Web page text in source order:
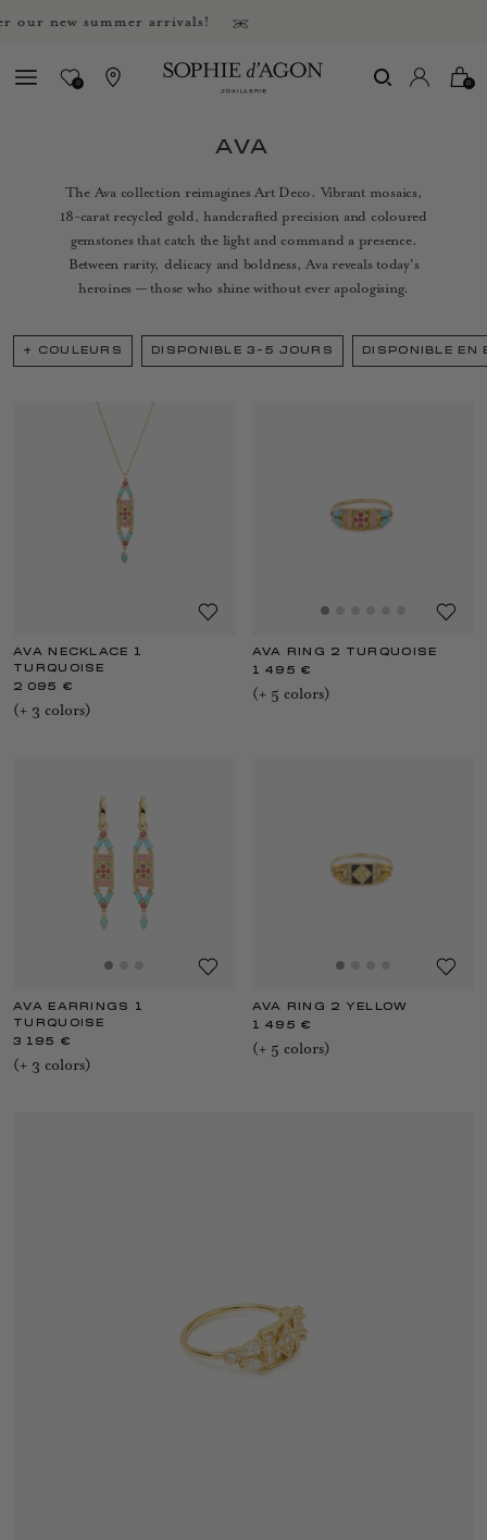
summer arrivals!
0 0
AVA
The Ava collection reimagines Art Deco. Vibrant mosaics,
18-carat recycled gold, handcrafted precision and coloured
gemstones that catch the light and command a presence.
Between rarity, delicacy and boldness, Ava reveals today's
heroines — those who shine without ever apologising.
+ COULEURS DISPONIBLE 3-5 JOURS DISPONIBLE EN
AVA NECKLACE 1
TURQUOISE
2 095 €
(+ 3 colors)
AVA RING 2 TURQUOISE
1 495 €
(+ 5 colors)
AVA EARRINGS 1
TURQUOISE
3 195 €
(+ 3 colors)
AVA RING 2 YELLOW
1 495 €
(+ 5 colors)